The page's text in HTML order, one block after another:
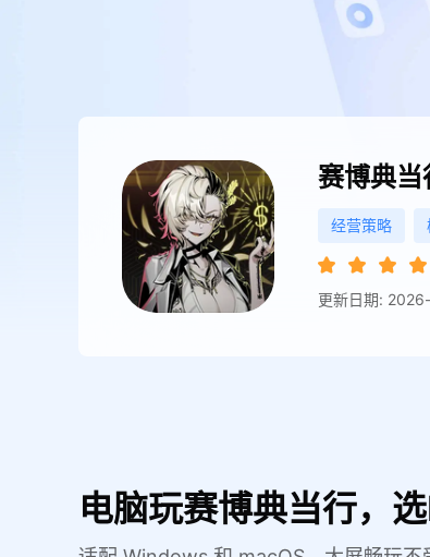
赛博典当
经营策略
更新日期:
电脑玩赛博典当行，